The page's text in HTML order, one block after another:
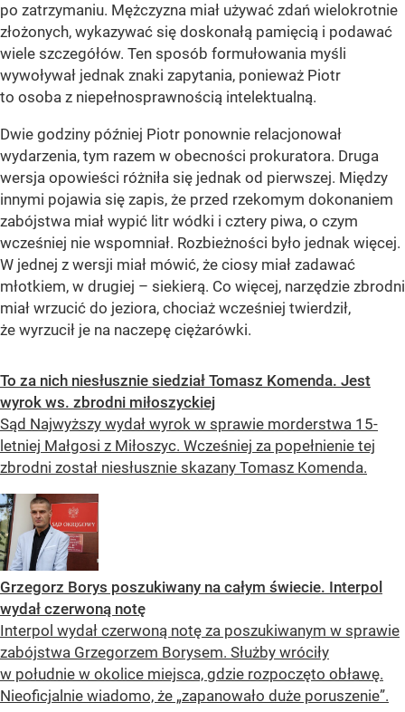
po zatrzymaniu. Mężczyzna miał używać zdań wielokrotnie
złożonych, wykazywać się doskonałą pamięcią i podawać
wiele szczegółów. Ten sposób formułowania myśli
wywoływał jednak znaki zapytania, ponieważ Piotr
to osoba z niepełnosprawnością intelektualną.
Dwie godziny później Piotr ponownie relacjonował
wydarzenia, tym razem w obecności prokuratora. Druga
wersja opowieści różniła się jednak od pierwszej. Między
innymi pojawia się zapis, że przed rzekomym dokonaniem
zabójstwa miał wypić litr wódki i cztery piwa, o czym
wcześniej nie wspomniał. Rozbieżności było jednak więcej.
W jednej z wersji miał mówić, że ciosy miał zadawać
młotkiem, w drugiej – siekierą. Co więcej, narzędzie zbrodni
miał wrzucić do jeziora, chociaż wcześniej twierdził,
że wyrzucił je na naczepę ciężarówki.
To za nich niesłusznie siedział Tomasz Komenda. Jest
wyrok ws. zbrodni miłoszyckiej
Sąd Najwyższy wydał wyrok w sprawie morderstwa 15-
letniej Małgosi z Miłoszyc. Wcześniej za popełnienie tej
zbrodni został niesłusznie skazany Tomasz Komenda.
Grzegorz Borys poszukiwany na całym świecie. Interpol
wydał czerwoną notę
Interpol wydał czerwoną notę za poszukiwanym w sprawie
zabójstwa Grzegorzem Borysem. Służby wróciły
w południe w okolice miejsca, gdzie rozpoczęto obławę.
Nieoficjalnie wiadomo, że „zapanowało duże poruszenie”.